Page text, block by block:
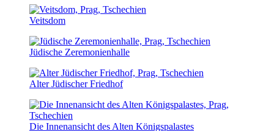
Veitsdom
Jüdische Zeremonienhalle
Alter Jüdischer Friedhof
Die Innenansicht des Alten Königspalastes